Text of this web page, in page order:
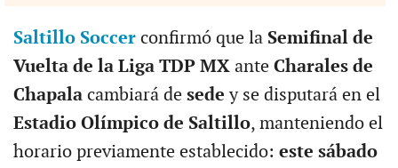
Saltillo Soccerconfirmó que la Semifinal de
Vuelta de la Liga TDP MX ante Charales de
Chapalacambiará de sedey se disputará en el
Estadio Olímpico de Saltillo, manteniendo el
horario previamente establecido: este sábado